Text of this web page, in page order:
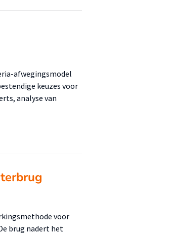
afwegingsmodel
keuzes voor
analyse van
voor
brug nadert het